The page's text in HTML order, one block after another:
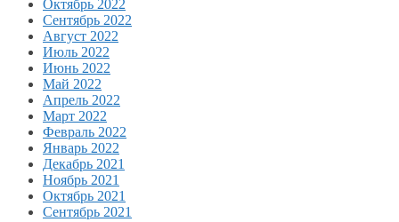
Октябрь 2022
Сентябрь 2022
Август 2022
Июль 2022
Июнь 2022
Май 2022
Апрель 2022
Март 2022
Февраль 2022
Январь 2022
Декабрь 2021
Ноябрь 2021
Октябрь 2021
Сентябрь 2021